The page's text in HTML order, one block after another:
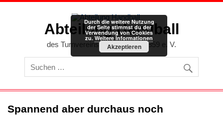
Zum
Abteilung Handball
des Turnvereins Memmingen 1859 e. V.
Spannend aber durchaus noch
Durch die weitere Nutzung
der Seite stimmst du der
Verwendung von Cookies
zu. Weitere Informationen
Akzeptieren